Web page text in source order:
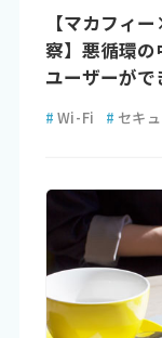
【マカフィ
察】悪循環の
ユーザーが
# Wi-Fi # セキ